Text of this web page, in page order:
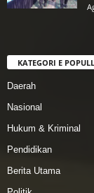
KATEGORI E
Daerah
Nasional
Hukum & Kriminal
Pendidikan
Berita Utama